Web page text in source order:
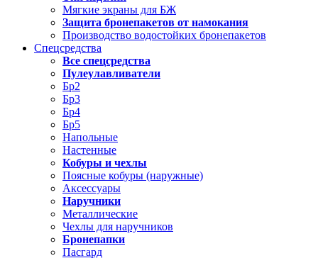
Мягкие экраны для БЖ
Защита бронепакетов от намокания
Производство водостойких бронепакетов
Спецсредства
Все спецсредства
Пулеулавливатели
Бр2
Бр3
Бр4
Бр5
Напольные
Настенные
Кобуры и чехлы
Поясные кобуры (наружные)
Аксессуары
Наручники
Металлические
Чехлы для наручников
Бронепапки
Пасгард